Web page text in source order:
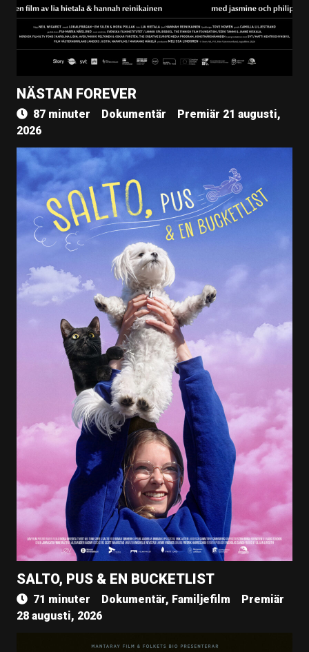
NÄSTAN FOREVER
87 minuter Dokumentär
Premiär 21 augusti,
2026
SALTO, PUS & EN BUCKETLIST
71 minuter Dokumentär, Familjefilm
Premiär
28 augusti, 2026